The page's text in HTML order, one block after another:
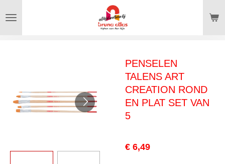
direct
PENSELEN
TALENS ART
CREATION ROND
EN PLAT SET VAN
5
€ 6,49